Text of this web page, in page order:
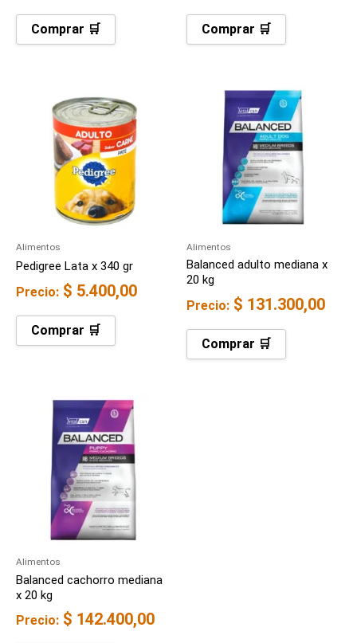
Comprar 🛒 Comprar 🛒
Alimentos
Pedigree Lata x 340 gr
Precio: $ 5.400,00
Comprar 🛒
Alimentos
Balanced adulto mediana x
20 kg
Precio: $ 131.300,00
Comprar 🛒
Alimentos
Balanced cachorro mediana
x 20 kg
Precio: $ 142.400,00